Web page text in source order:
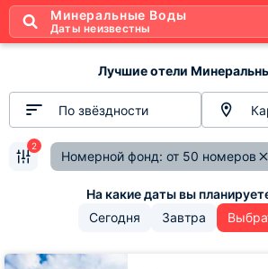
Минеральные Воды
Даты неизвестны
Лучшие отели
По звёздности
Номерной фонд: от 50 номеров
2
Сегодня Завтра
Гостиница